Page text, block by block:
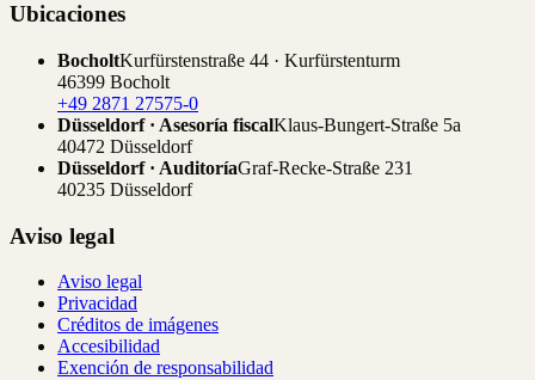
Ubicaciones
BocholtKurfürstenstraße 44 · Kurfürstenturm
46399 Bocholt
+49 2871 27575-0
Düsseldorf · Asesoría fiscalKlaus-Bungert-Straße 5a
40472 Düsseldorf
Düsseldorf · AuditoríaGraf-Recke-Straße 231
40235 Düsseldorf
Aviso legal
Aviso legal
Privacidad
Créditos de imágenes
Accesibilidad
Exención de responsabilidad